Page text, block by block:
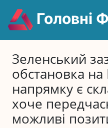
Головні
Зеленський
обстановка
напрямку є
хоче
можливі